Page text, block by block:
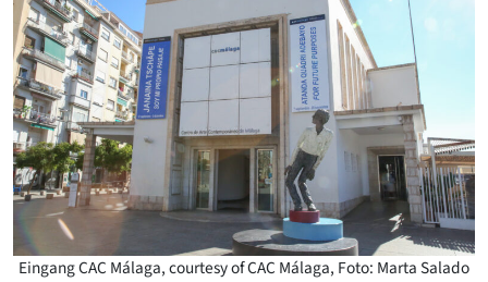
Eingang CAC Málaga, courtesy of CAC Málaga, Foto: Marta Salado